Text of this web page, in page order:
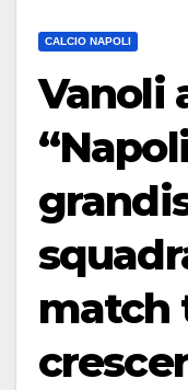
CALCIO NAPOLI
Vanoli
match